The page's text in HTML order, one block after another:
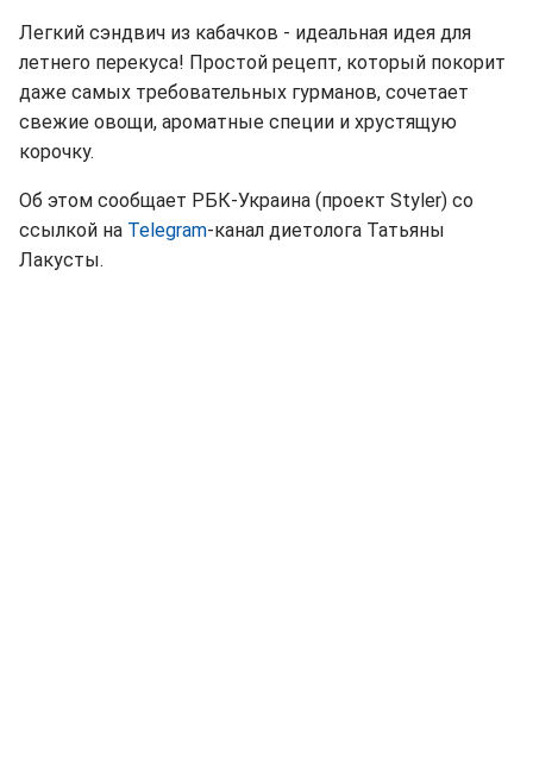
Легкий сэндвич из кабачков - идеальная идея для
летнего перекуса! Простой рецепт, который покорит
даже самых требовательных гурманов, сочетает
свежие овощи, ароматные специи и хрустящую
корочку.
Об этом сообщает РБК-Украина (проект Styler) со
ссылкой на Telegram-канал диетолога Татьяны
Лакусты.